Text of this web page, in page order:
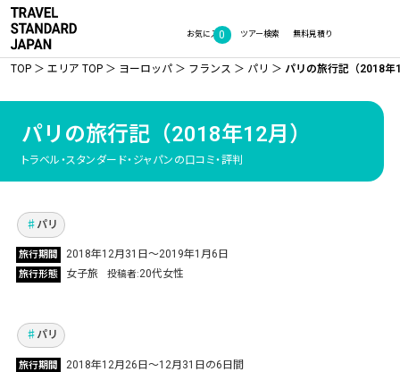
お気に入り
0 無料見積り
ツアー検索
TOP エリア TOP ヨーロッパ フランス パリ パリの旅行記（2018年
パリの旅行記（2018年12月）
トラベル・スタンダード・ジャパンの口コミ・評判
Vol.218
親友と2人女子旅！約束していたフランス旅行
で最高の年越し
パリ
旅行期間 2018年12月31日～2019年1月6日
旅行形態 女子旅 投稿者 20代女性
Vol.191
息子の就職祝いを込めた親子旅行 行き先は私の
大好きな「パリ」楽しい思い出ばかりの最高の
パリ
旅行期間 2018年12月26日～12月31日の6日間